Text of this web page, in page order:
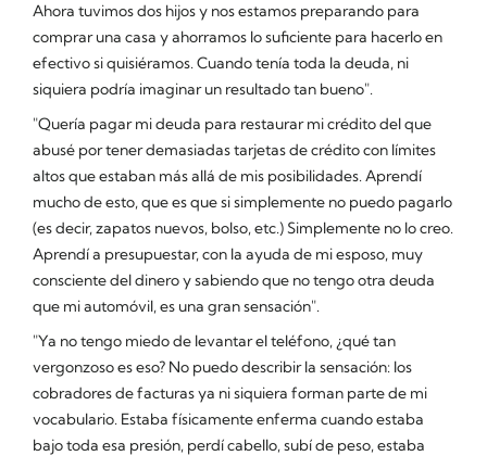
Ahora tuvimos dos hijos y nos estamos preparando para
comprar una casa y ahorramos lo suficiente para hacerlo en
efectivo si quisiéramos. Cuando tenía toda la deuda, ni
siquiera podría imaginar un resultado tan bueno".
"Quería pagar mi deuda para restaurar mi crédito del que
abusé por tener demasiadas tarjetas de crédito con límites
altos que estaban más allá de mis posibilidades. Aprendí
mucho de esto, que es que si simplemente no puedo pagarlo
(es decir, zapatos nuevos, bolso, etc.) Simplemente no lo creo.
Aprendí a presupuestar, con la ayuda de mi esposo, muy
consciente del dinero y sabiendo que no tengo otra deuda
que mi automóvil, es una gran sensación".
"Ya no tengo miedo de levantar el teléfono, ¿qué tan
vergonzoso es eso? No puedo describir la sensación: los
cobradores de facturas ya ni siquiera forman parte de mi
vocabulario. Estaba físicamente enferma cuando estaba
bajo toda esa presión, perdí cabello, subí de peso, estaba